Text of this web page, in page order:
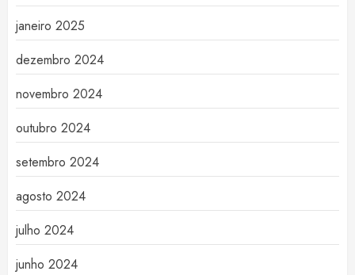
janeiro 2025
dezembro 2024
novembro 2024
outubro 2024
setembro 2024
agosto 2024
julho 2024
junho 2024